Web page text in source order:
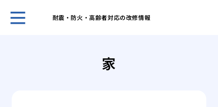
耐震・防火・高齢者対応の改修情報
家